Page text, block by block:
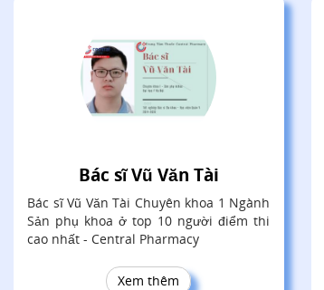
Bác sĩ Vũ Văn Tài
Bác sĩ Vũ Văn Tài Chuyên khoa 1 Ngành
Sản phụ khoa ở top 10 người điểm thi
cao nhất - Central Pharmacy
Xem thêm